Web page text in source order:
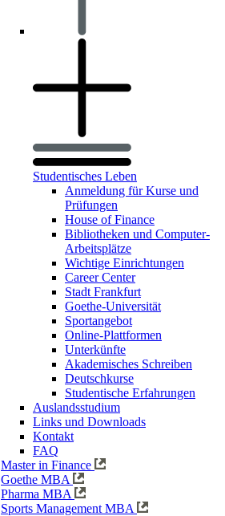
Studentisches Leben
Anmeldung für Kurse und
Prüfungen
House of Finance
Bibliotheken und Computer-
Arbeitsplätze
Wichtige Einrichtungen
Career Center
Stadt Frankfurt
Goethe-Universität
Sportangebot
Online-Plattformen
Unterkünfte
Akademisches Schreiben
Deutschkurse
Studentische Erfahrungen
Auslandsstudium
Links und Downloads
Kontakt
FAQ
Master in Finance
Goethe MBA
Pharma MBA
Sports Management MBA